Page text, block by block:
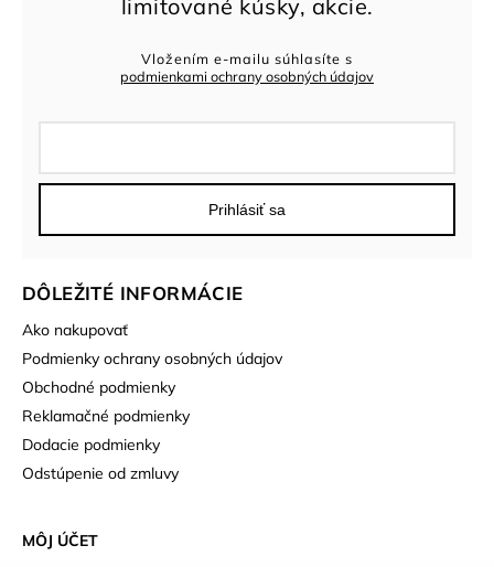
DÔLEŽITÉ INFORMÁCIE
Ako nakupovať
Podmienky ochrany osobných údajov
Obchodné podmienky
Reklamačné podmienky
Dodacie podmienky
Odstúpenie od zmluvy
MÔJ ÚČET
Vložením e-mailu súhlasíte s
podmienkami ochrany osobných údajov
Prihlásiť sa